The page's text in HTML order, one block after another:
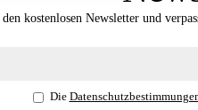
kostenlosen Newsletter und
Die